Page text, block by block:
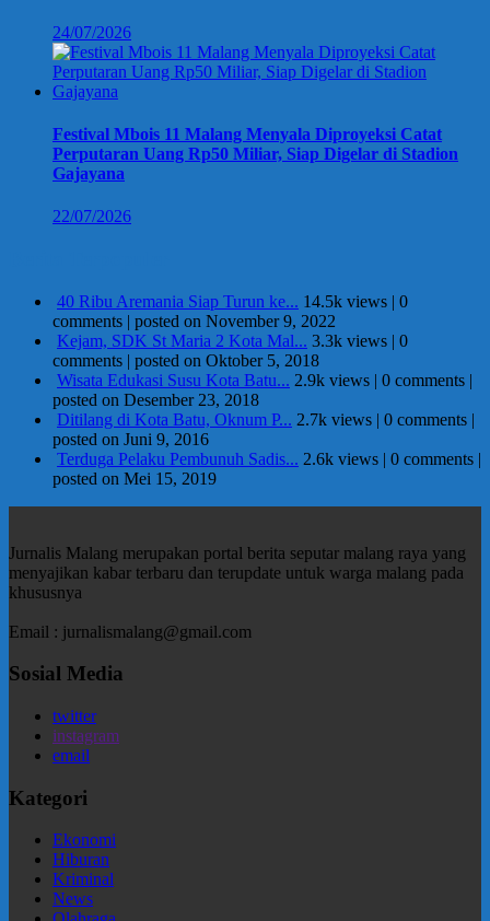
24/07/2026
Festival Mbois 11 Malang Menyala Diproyeksi Catat
Perputaran Uang Rp50 Miliar, Siap Digelar di Stadion
Gajayana
22/07/2026
40 Ribu Aremania Siap Turun ke... 14.5k views | 0
comments | posted on November 9, 2022
Kejam, SDK St Maria 2 Kota Mal... 3.3k views | 0
comments | posted on Oktober 5, 2018
Wisata Edukasi Susu Kota Batu... 2.9k views | 0 comments |
posted on Desember 23, 2018
Ditilang di Kota Batu, Oknum P... 2.7k views | 0 comments |
posted on Juni 9, 2016
Terduga Pelaku Pembunuh Sadis... 2.6k views | 0 comments |
posted on Mei 15, 2019
Jurnalis Malang merupakan portal berita seputar malang raya yang
menyajikan kabar terbaru dan terupdate untuk warga malang pada
khususnya
Email : jurnalismalang@gmail.com
Sosial Media
twitter
instagram
email
Kategori
Ekonomi
Hiburan
Kriminal
News